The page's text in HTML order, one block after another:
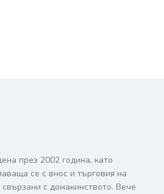
през 2002 година, като
се с внос и търговия на
с домакинството. Вече